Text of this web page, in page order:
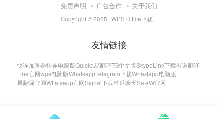
免责声明 广告合作 关于我们
Copyright © 2025 · WPS Office下载 ·
友情链接
快连加速器快连电脑版Quickq易翻译TG中文版SkypeLine下载有道翻译
Line官网wps电脑版WhatsappTelegram下载Whastapp电脑版
易翻译官网Whatsapp官网Signal下载丝瓜聊天SafeW官网